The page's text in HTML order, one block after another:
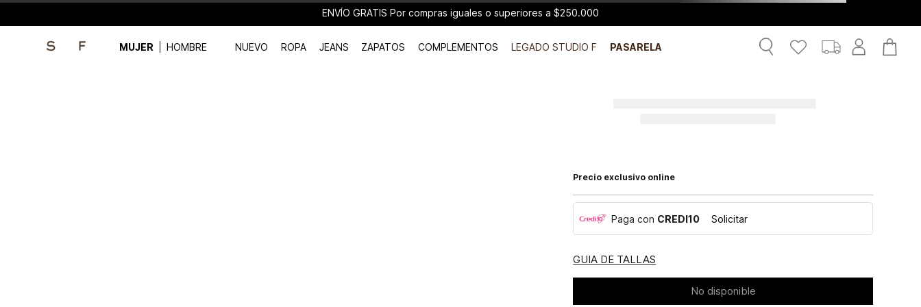
ENVÍO GRATIS Por compras iguales o superiores a $250.000
MUJER HOMBRE NUEVO ROPA JEANS ZAPATOS COMPLEMENTOS LEGADO STUDIO F PASARELA
Precio exclusivo online
Paga con CREDI10 Solicitar
GUIA DE TALLAS
No disponible